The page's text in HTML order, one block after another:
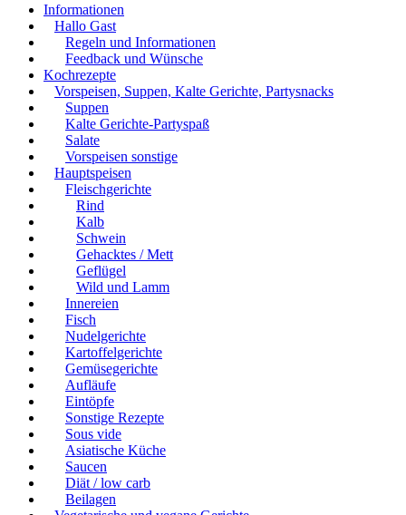
Informationen
Hallo Gast
Regeln und Informationen
Feedback und Wünsche
Kochrezepte
Vorspeisen, Suppen, Kalte Gerichte, Partysnacks
Suppen
Kalte Gerichte-Partyspaß
Salate
Vorspeisen sonstige
Hauptspeisen
Fleischgerichte
Rind
Kalb
Schwein
Gehacktes / Mett
Geflügel
Wild und Lamm
Innereien
Fisch
Nudelgerichte
Kartoffelgerichte
Gemüsegerichte
Aufläufe
Eintöpfe
Sonstige Rezepte
Sous vide
Asiatische Küche
Saucen
Diät / low carb
Beilagen